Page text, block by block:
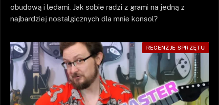
obudową i ledami. Jak sobie radzi z grami na jedną z
najbardziej nostalgicznych dla mnie konsol?
RECENZJE SPRZĘTU